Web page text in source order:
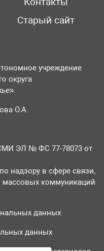
Старый сайт
учреждение
округа
О.А.
ЭЛ № ФС 77-78073 от
надзору в сфере связи,
коммуникаций
данных
данных